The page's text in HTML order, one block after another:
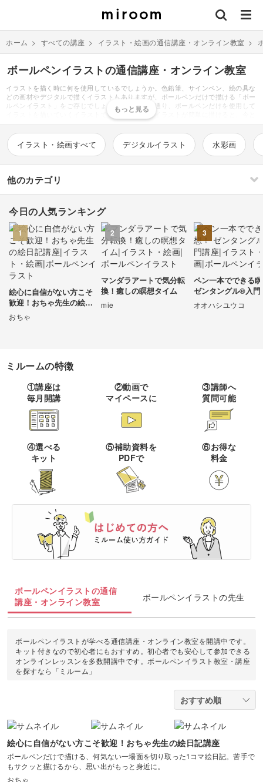
ホーム > すべての講座 > イラスト・絵画の通信講座・オンライン教室 >
ボールペンイラストの通信講座・オンライン教室
イラストを描く時に何を使用しているでしょうか。色鉛筆、サインペン、絵の具な
どの画材やデジタルで描くイラストもありますが、ポールペンだけで描ける「ボー
ルペンイラスト」をご存じでしょうか。その名の通り、ボールペンだけを使用して
イラストを描いていくイラストです。おしゃれなイラストが簡単に描けると、今と
ても人気があります。かわいい犬や猫などの動物、女の子や男の子といった人物、
かわいい花や夏や冬の四季のイラスト、様々な物がちょっとしたコツで描けるので
す。ポーペンと聞くと、黒ばかり連想しがちですが、ボールペンイラストは黒で描
くだけではありません。カラフルに塗ったり、黒以外の単色で描いたり、黒で描い
たイラストをPCでカラーを乗せるなどバリエーションも豊富です。簡単に描ける
講座や教室もあり、本もたくさん出版されているので、新しい趣味として取り入れ
てみてはいかがでしょうか。絵は苦手だから、と敬遠していた人にこそボールペン
イラストはおすすめです。
イラスト・絵画すべて デジタルイラスト 水彩画
他のカテゴリ
刺繍
すべて
伝統刺繍
刺し子
クロスステッチ
オートクチュール刺繍
リボン刺繍
ビーズ刺繍
フランス刺繍
ソウタシエ
すべて
棒針編み
マクラメ
クラフトバンド
あみぐるみ
ソーイング
すべて
パッチワーク
和裁
洋裁
イラスト・絵画
すべて
デッサン
アクリル絵の具
アルコールインクアート
コピック
パステルアート
水彩画
デジタルイラスト
日本画
クラフト
ミニチュアフード
ミニチュア雑貨
ドール
ドールハウス
すべて
ネイル検定
スカルプネイル
ネイルケア
ジェルネイル
すべて
プラバンアクセサリー
クレイ
レジンアクセサリー
ワイヤーアクセサリー
ビーズアクセサリー
キャンドル
すべて
キャンドルホルダー
マーブルキャンドル
スイーツキャンドル
ソイキャンドル
ジェルキャンドル
韓国キャンドル
アロマキャンドル
サシェ
すべて
カリグラフィー
レタリング
絵付け・ペインティ
ング
すべて
ポーセラーツ
上絵付け
書道・ペン字
すべて
ペン字
すべて
ペーパーアート
切り絵
折り紙
すべて
石鹸作り
羊毛フェルト
つまみ細工
レザークラフト
ぬいぐるみ
ライフスタイル
整理収納・片付け
占い
金継ぎ
フラワーアレンジメント
アロマ・ハーブ
パーソナルカラー
フィットネス
ピラティス
ヨガ
クッキング
パン
洋菓子
和菓子
ブランディング
EC・集客
Webデザイン
カメラ・写真
すべて
カメラその他
カメラ基礎
構図
光・ライティング
今日の人気ランキング
1
絵心に自信がない方こそ
歓迎！おちゃ先生の絵日
記講座
おちゃ
2
マンダラアートで気分転
換！癒しの瞑想タイム
mie
3
ペン一本でできる
ゼンタングル®入門
オオハシユウコ
ミルームの特徴
①講座は
毎月開講
②動画で
マイペースに
③講師へ
質問可能
④選べる
キット
⑤補助資料を
PDFで
⑥お得な
料金
ボールペンイラストの通信
講座・オンライン教室
ボールペンイラストの先生
ボールペンイラストが学べる通信講座・オンライン教室を開講中です。
キット付きなので初心者にもおすすめ。初心者でも安心して参加できる
オンラインレッスンを多数開講中です。ボールペンイラスト教室・講座
を探すなら「ミルーム」
絵心に自信がない方こそ歓迎！おちゃ先生の絵日記講座
ボールペンだけで描ける、何気ない一場面を切り取った1コマ絵日記。苦手で
もサクッと描けるから、思い出がもっと身近に。
おちゃ